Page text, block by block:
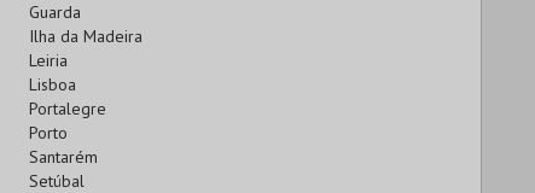
Guarda
Ilha da Madeira
Leiria
Lisboa
Portalegre
Porto
Santarém
Setúbal